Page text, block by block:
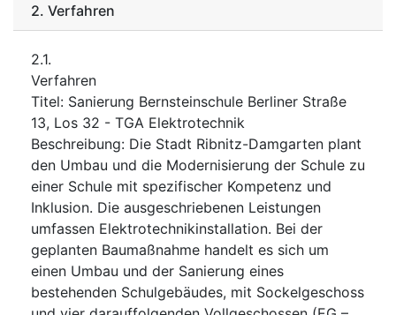
2. Verfahren
2.1.
Verfahren
Titel: Sanierung Bernsteinschule Berliner Straße
13, Los 32 - TGA Elektrotechnik
Beschreibung: Die Stadt Ribnitz-Damgarten plant
den Umbau und die Modernisierung der Schule zu
einer Schule mit spezifischer Kompetenz und
Inklusion. Die ausgeschriebenen Leistungen
umfassen Elektrotechnikinstallation. Bei der
geplanten Baumaßnahme handelt es sich um
einen Umbau und der Sanierung eines
bestehenden Schulgebäudes, mit Sockelgeschoss